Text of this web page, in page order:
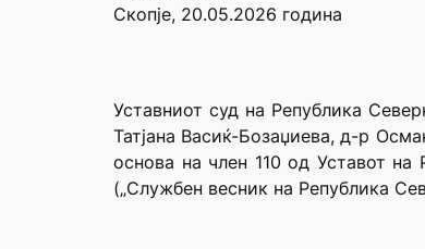
Скопје, 20.05.2026 година
Уставниот суд на Република
Татјана Васиќ-Бозаџиева, д-р
основа на член 110 од Уставот
(„Службен весник на Република